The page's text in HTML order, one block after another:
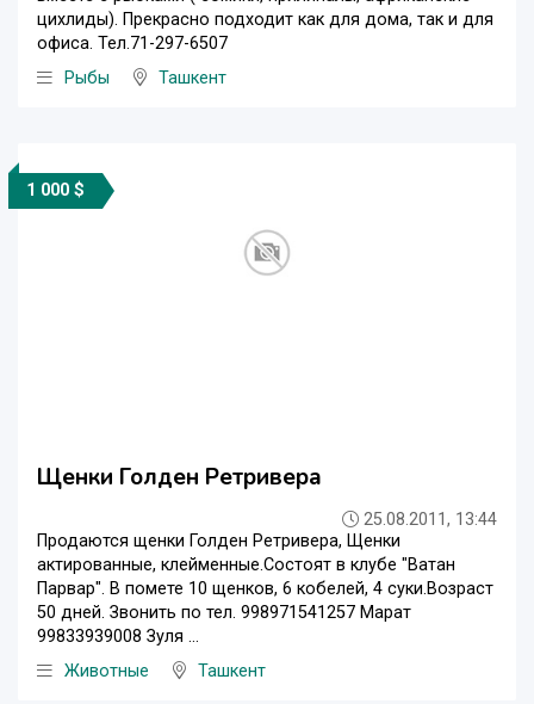
цихлиды). Прекрасно подходит как для дома, так и для
офиса. Тел.71-297-6507
Рыбы
Ташкент
1 000 $
Щенки Голден Ретривера
25.08.2011, 13:44
Продаются щенки Голден Ретривера, Щенки
актированные, клейменные.Состоят в клубе "Ватан
Парвар". В помете 10 щенков, 6 кобелей, 4 суки.Возраст
50 дней. Звонить по тел. 998971541257 Марат
99833939008 Зуля ...
Животные
Ташкент